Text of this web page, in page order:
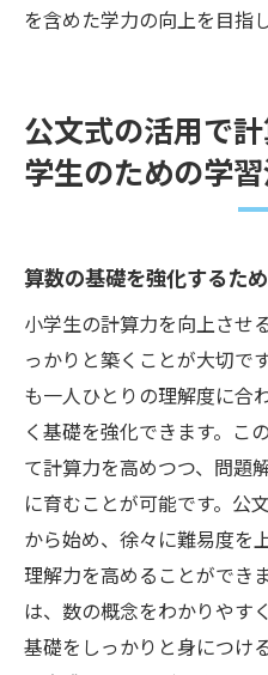
を含めた学力の向上を目指
公文式の活用で
学生のための学
算数の基礎を強化するた
小学生の計算力を向上させ
っかりと築くことが大切で
も一人ひとりの理解度に合
く基礎を強化できます。こ
て計算力を高めつつ、問題
に育むことが可能です。公
から始め、徐々に難易度を
理解力を高めることができ
は、数の概念をわかりやす
基礎をしっかりと身につけ